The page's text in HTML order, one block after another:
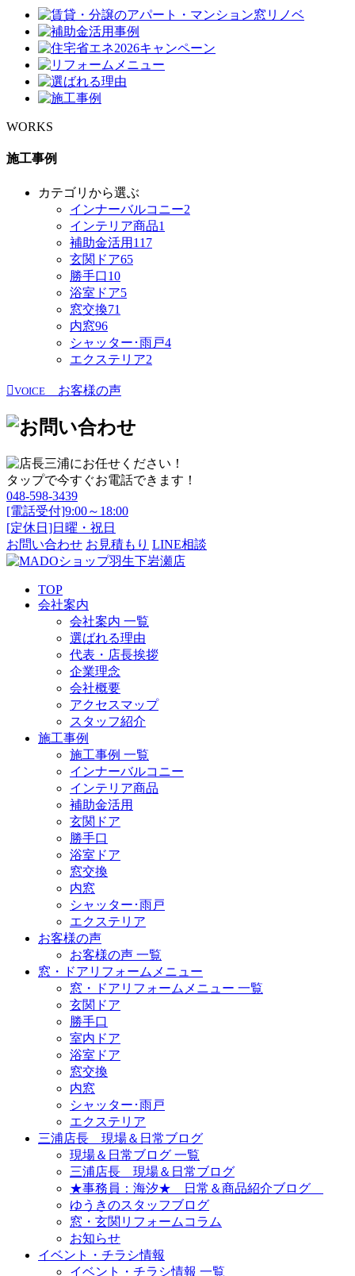
WORKS
施工事例
カテゴリから選ぶ
インナーバルコニー2
インテリア商品1
補助金活用 117
玄関ドア65
勝手口10
浴室ドア5
窓交換71
内窓96
シャッター･雨戸4
エクステリア2
VOICE お客様の声
タップで今すぐお電話できます！
048-598-3439
[電話受付]9:00～18:00
[定休日]日曜・祝日
お問い合わせ お見積もり LINE相談
TOP
会社案内
会社案内 一覧
選ばれる理由
代表・店長挨拶
企業理念
会社概要
アクセスマップ
スタッフ紹介
施工事例
施工事例 一覧
インナーバルコニー
インテリア商品
補助金活用
玄関ドア
勝手口
浴室ドア
窓交換
内窓
シャッター･雨戸
エクステリア
お客様の声
お客様の声 一覧
窓・ドアリフォームメニュー
窓・ドアリフォームメニュー 一覧
玄関ドア
勝手口
室内ドア
浴室ドア
窓交換
内窓
シャッター･雨戸
エクステリア
三浦店長 現場＆日常ブログ
現場＆日常ブログ 一覧
三浦店長 現場＆日常ブログ
★事務員：海汐★ 日常＆商品紹介ブログ
ゆうきのスタッフブログ
窓・玄関リフォームコラム
お知らせ
イベント・チラシ情報
イベント・チラシ情報 一覧